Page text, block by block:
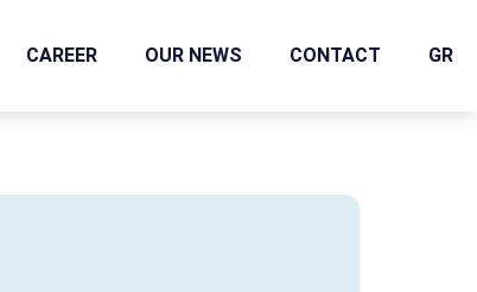
CAREER OUR NEWS CONTACT GR